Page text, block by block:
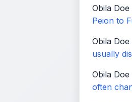
Obila Doe
Peion to
Obila Doe
usually
Obila Doe
often